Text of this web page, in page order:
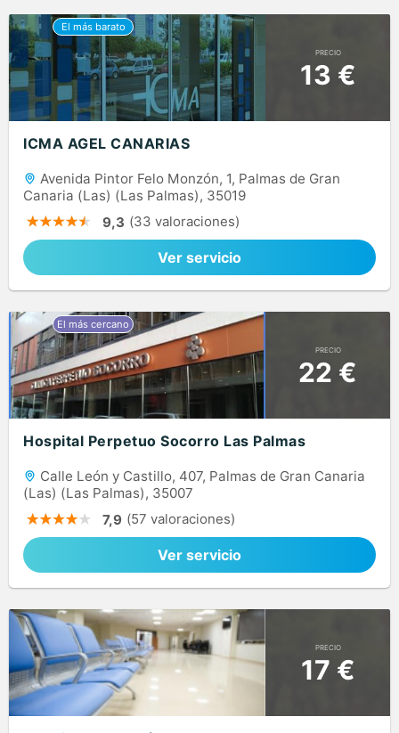
PRECIO
13 €
ICMA AGEL CANARIAS
Avenida Pintor Felo Monzón, 1, Palmas de Gran
Canaria (Las) (Las Palmas), 35019
9,3 (33 valoraciones)
Ver servicio
PRECIO
22 €
Hospital Perpetuo Socorro Las Palmas
Calle León y Castillo, 407, Palmas de Gran Canaria
(Las) (Las Palmas), 35007
7,9 (57 valoraciones)
Ver servicio
PRECIO
17 €